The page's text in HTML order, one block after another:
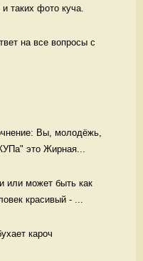
таких фото куча.
на все вопросы с
Вы, молодёжь,
это Жирная...
или может быть как
красивый - ...
кароч